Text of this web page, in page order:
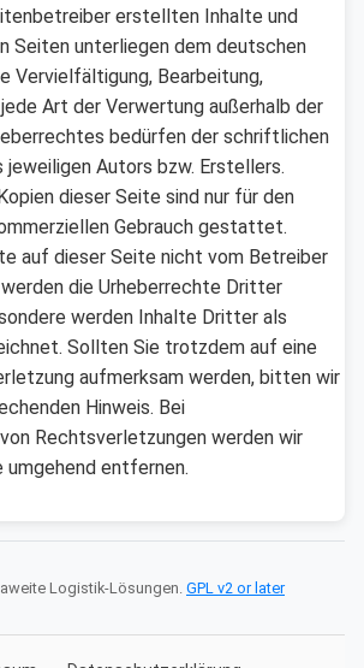
erstellten Inhalte und
Seiten unterliegen dem deutschen
Vervielfältigung, Bearbeitung,
Art der Verwertung außerhalb der
bedürfen der schriftlichen
jeweiligen Autors bzw. Erstellers.
dieser Seite sind nur für den
Gebrauch gestattet.
auf dieser Seite nicht vom Betreiber
die Urheberrechte Dritter
werden Inhalte Dritter als
Sollten Sie trotzdem auf eine
aufmerksam werden, bitten wir
Hinweis. Bei
Rechtsverletzungen werden wir
entfernen.
Logistik-Lösungen. GPL v2 or later